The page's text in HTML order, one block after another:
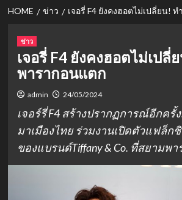
HOME ข่าว เจอรี่ F4 ยังคงฮอตไม่เปลี่ยน!
ข่าว
เจอรี่ F4 ยังคงฮอตไม่เปลี่
พารากอนแตก
admin 24/05/2024
เจอร์รี่ F4 สร้างปรากฏการณ์อีกครั้
มาเมืองไทย ร่วมงานเปิดตัวแฟล็ก
ของแบรนด์Tiffany & Co. ที่สยามพ